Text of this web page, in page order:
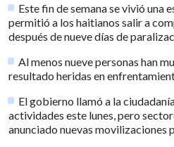
Este fin de semana se vivió una
permitió a los haitianos salir a
después de nueve días de
Al menos nueve personas han
resultado heridas en
El gobierno llamó a la
actividades este lunes, pero
anunciado nuevas movilizaciones